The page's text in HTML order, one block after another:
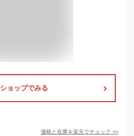
ショップでみる
価格と在庫を楽天でチェック >>